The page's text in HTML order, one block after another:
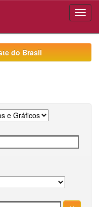
do Brasil